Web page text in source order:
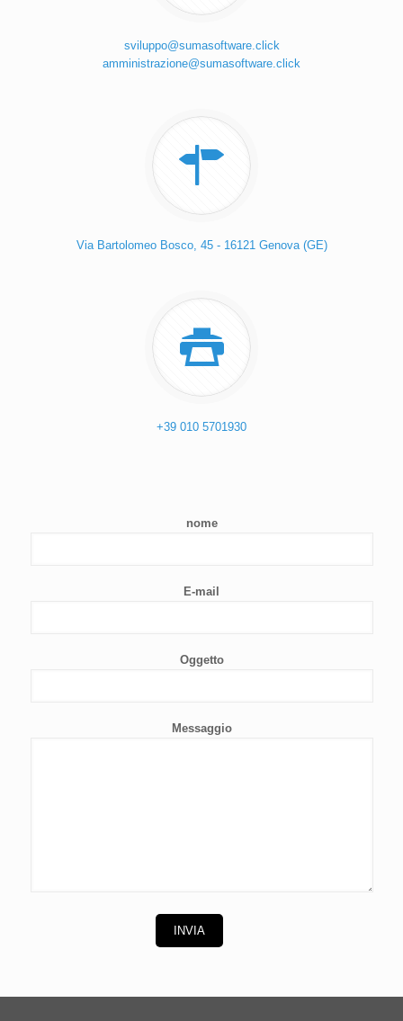
sviluppo@sumasoftware.click
amministrazione@sumasoftware.click
Via Bartolomeo Bosco, 45 - 16121 Genova (GE)
+39 010 5701930
nome
E-mail
Oggetto
Messaggio